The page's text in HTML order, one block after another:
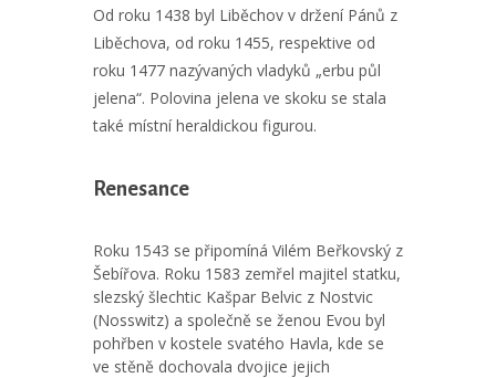
Od roku 1438 byl Liběchov v držení Pánů z
Liběchova, od roku 1455, respektive od
roku 1477 nazývaných vladyků „erbu půl
jelena“. Polovina jelena ve skoku se stala
také místní heraldickou figurou.
Renesance
Roku 1543 se připomíná Vilém Beřkovský z
Šebířova. Roku 1583 zemřel majitel statku,
slezský šlechtic Kašpar Belvic z Nostvic
(Nosswitz) a společně se ženou Evou byl
pohřben v kostele svatého Havla, kde se
ve stěně dochovala dvojice jejich